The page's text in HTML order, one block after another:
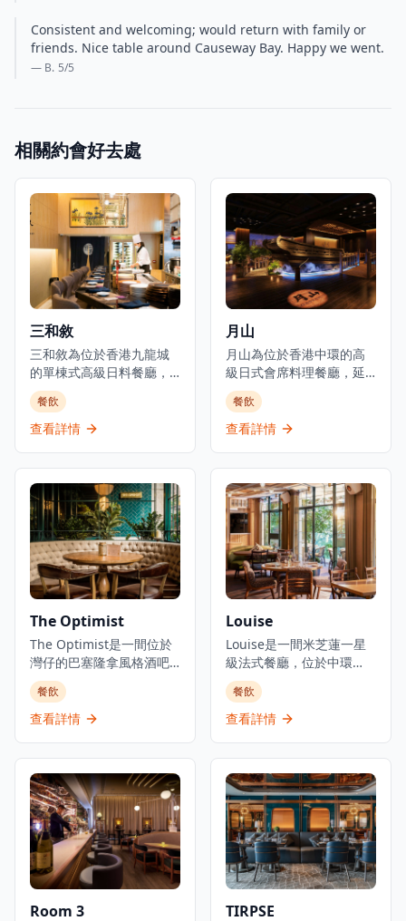
Consistent and welcoming; would return with family or
friends. Nice table around Causeway Bay. Happy we went.
— B. 5/5
相關約會好去處
三和敘
三和敘為位於香港九龍城
的單棟式高級日料餐廳，
集結三大傳統日本料理：
壽司、鐵板燒、爐端燒的
日式餐飲概念。環境優美
以優質食材呈獻高級日式
料理，提供卓越的無菜單
料理體驗。主要菜單包括
三和敘御膳系列，如香煎
法國鴨肝伴美國安格斯牛
柳御膳（HK$268起）、燒
西京味噌銀鱈魚御膳
理。結合高級料理與聚會
元素，三和敘致力於為客
人提供頂級的日式用餐體
驗。
餐飲
查看詳情
月山
月山為位於香港中環的高
級日式會席料理餐廳，延
續米芝蓮星級日本料理的
血統。餐廳佔地3,000平方
呎，由資深廚藝團隊領
配佳餚的會席料理，同時
提供廚師發辦壽司料理及
各式地道和食選擇。餐廳
專注於無菜單料理及會席
晚餐體驗，體現日本飲食
文化中「時令食材」的精
神。季節性輪換的無菜單
帶領食客展開多道菜式的
美食之旅。餐廳位於H
Queen's，提供精緻用餐
體驗，採預約制服務。
餐飲
查看詳情
The Optimist
The Optimist是一間位於
灣仔的巴塞隆拿風格酒吧
及西班牙烤肉餐廳，佔地
三層，提供正宗慷慨的西
班牙北部用餐體驗。餐廳
食，採用免服務費經營模
式。憑藉其西班牙北部料
理和雞尾酒，The
Optimist為客人提供正宗
的西班牙美食傳統，主打
適合分享和在充滿活力的
社交氛圍中享用的菜式。
餐飲
查看詳情
Louise
Louise是一間米芝蓮一星
級法式餐廳，位於中環
PMQ（前已婚警察宿舍）
的兩層歷史建築內，是香
港的創意中心。這是JIA
Royer（前亞洲50最佳餐廳
第一名Odette主廚）的合
作項目，提供溫馨的法式
料理和真誠的款待服務。
餐廳由主廚Loïc Portalier
掌舵，展現精緻的法式料
理，採用最優質的時令食
Louise位於香港PMQ的花
餐飲
查看詳情
Room 3 TIRPSE